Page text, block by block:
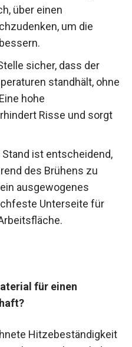
über einen
um die
sicher, dass der
standhält, ohne
hohe
Risse und sorgt
Stand ist entscheidend,
des Brühens zu
ausgewogenes
Unterseite für
für einen
Hitzebeständigkeit